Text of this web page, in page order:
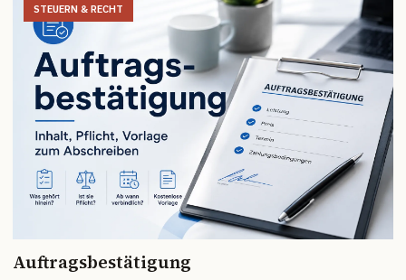
STEUERN & RECHT
Auftragsbestätigung